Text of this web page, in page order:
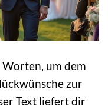
um dem
zur
Text liefert dir